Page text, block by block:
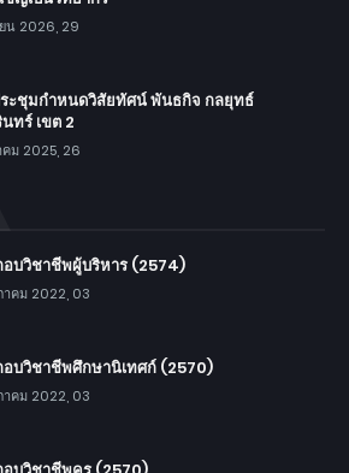
น 2026, 29
ะชุมกำหนดวิสัยทัศน์ พันธกิจ กลยุทธ์
ทร์ เขต 2
ม 2025, 26
อบวิชาชีพผู้บริหาร (2574)
คม 2022, 03
อบวิชาชีพศึกษานิเทศก์ (2570)
คม 2022, 03